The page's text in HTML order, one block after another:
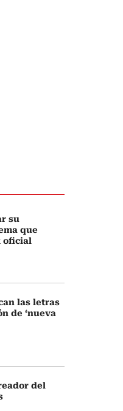
su
que
oficial
las letras
de ‘nueva
del